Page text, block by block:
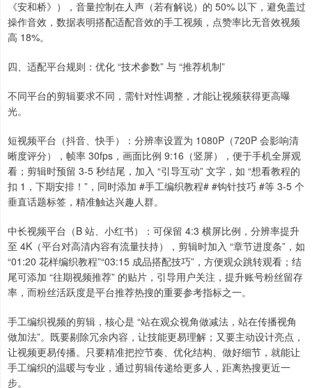
《安和桥》），音量控制在人声（若有解说）的 50% 以下，避免盖过
操作音效，数据表明搭配适配音效的手工视频，点赞率比无音效视频
高 18%。
四、适配平台规则：优化 “技术参数” 与 “推荐机制”
不同平台的剪辑要求不同，需针对性调整，才能让视频获得更高曝
光。
短视频平台（抖音、快手）：分辨率设置为 1080P（720P 会影响清
晰度评分），帧率 30fps，画面比例 9:16（竖屏），便于手机全屏观
看；剪辑时预留 3-5 秒结尾，加入 “引导互动” 文字，如 “想看教程的
扣 1，下期安排！”，同时添加 #手工编织教程# #钩针技巧 #等 3-5 个
垂直话题标签，精准触达兴趣人群。
中长视频平台（B 站、小红书）：可保留 4:3 横屏比例，分辨率提升
至 4K（平台对高清内容有流量扶持），剪辑时加入 “章节进度条”，如
“01:20 花样编织教程”“03:15 成品搭配技巧”，方便观众跳转观看；结
尾可添加 “往期视频推荐” 的贴片，引导用户关注，提升账号粉丝留存
率，而粉丝活跃度是平台推荐热搜的重要参考指标之一。
手工编织视频的剪辑，核心是 “站在观众视角做减法，站在传播视角
做加法”。既要剔除冗余内容，让技能更易理解；又要主动设计亮点，
让视频更易传播。只要精准把控节奏、优化结构、做好细节，就能让
手工编织的温暖与专业，通过剪辑传递给更多人，距离热搜更近一
步。